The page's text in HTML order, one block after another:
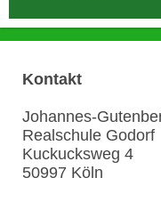
Kontakt
Johannes-
Realschule Godorf
Kuckucksweg 4
50997 Köln